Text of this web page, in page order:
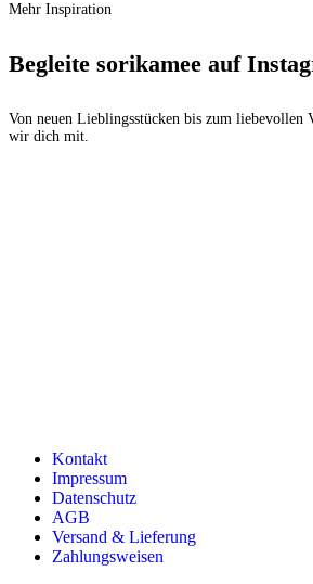
Mehr Inspiration
Begleite sorikamee auf
Von neuen Lieblingsstücken bis zum liebevollen
wir dich mit.
Kontakt
Impressum
Datenschutz
AGB
Versand & Lieferung
Zahlungsweisen